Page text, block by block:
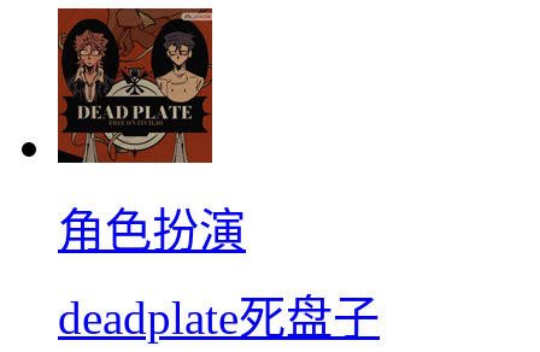
角色扮演
deadplate死盘子